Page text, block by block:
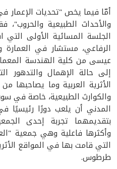
أمّا فيما يخص "تحديات الإعمار
والأحداث الطبيعية
الجلسة المسائية الأولى
الرفاعي، مستشار في العمارة
عيسى من كلية الهندسة
إلى حالة الإهمال والتدهور
الأثرية العربية وما يصاحبها
والكوارث الطبيعية، خاصة في
المدني أن يلعب دورًا رئيسيًا
بتقديمهما تجربة إحدى
وأكثرها فاعلية وهي جمعية
التي قامت بها في المواقع
طرطوس.